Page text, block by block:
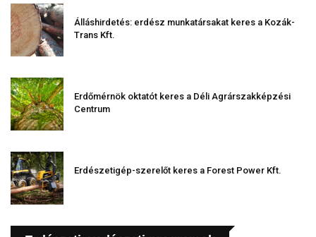
Álláshirdetés: erdész munkatársakat keres a Kozák-
Trans Kft.
Erdőmérnök oktatót keres a Déli Agrárszakképzési
Centrum
Erdészetigép-szerelőt keres a Forest Power Kft.